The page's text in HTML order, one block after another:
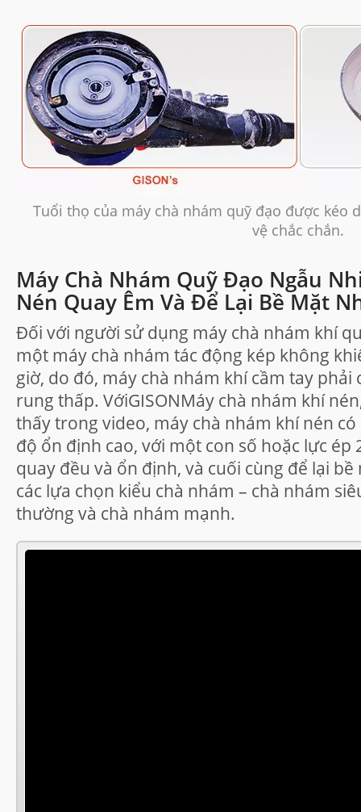
Tuổi thọ của máy chà nhám quỹ đạo được kéo
vệ chắc chắn.
Máy Chà Nhám Quỹ Đạo Ngẫu
Nén Quay Êm Và Để Lại Bề Mặt
Đối với người sử dụng máy chà nhám khí
một máy chà nhám tác động kép không
giờ, do đó, máy chà nhám khí cầm tay
rung thấp. VớiGISONMáy chà nhám khí
thấy trong video, máy chà nhám khí nén
độ ổn định cao, với một con số hoặc lực ép
quay đều và ổn định, và cuối cùng để lại
các lựa chọn kiểu chà nhám – chà nhám
thường và chà nhám mạnh.